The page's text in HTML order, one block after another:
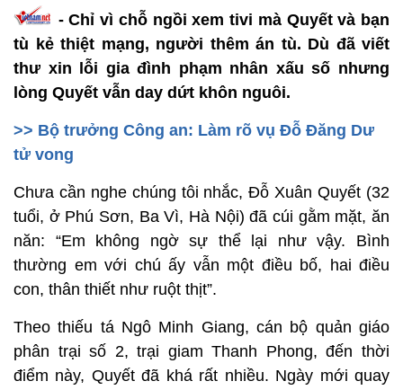
- Chỉ vì chỗ ngồi xem tivi mà Quyết và bạn
tù kẻ thiệt mạng, người thêm án tù. Dù đã viết
thư xin lỗi gia đình phạm nhân xấu số nhưng
lòng Quyết vẫn day dứt khôn nguôi.
>> Bộ trưởng Công an: Làm rõ vụ Đỗ Đăng Dư
tử vong
Chưa cần nghe chúng tôi nhắc, Đỗ Xuân Quyết (32
tuổi, ở Phú Sơn, Ba Vì, Hà Nội) đã cúi gằm mặt, ăn
năn: “Em không ngờ sự thể lại như vậy. Bình
thường em với chú ấy vẫn một điều bố, hai điều
con, thân thiết như ruột thịt”.
Theo thiếu tá Ngô Minh Giang, cán bộ quản giáo
phân trại số 2, trại giam Thanh Phong, đến thời
điểm này, Quyết đã khá rất nhiều. Ngày mới quay